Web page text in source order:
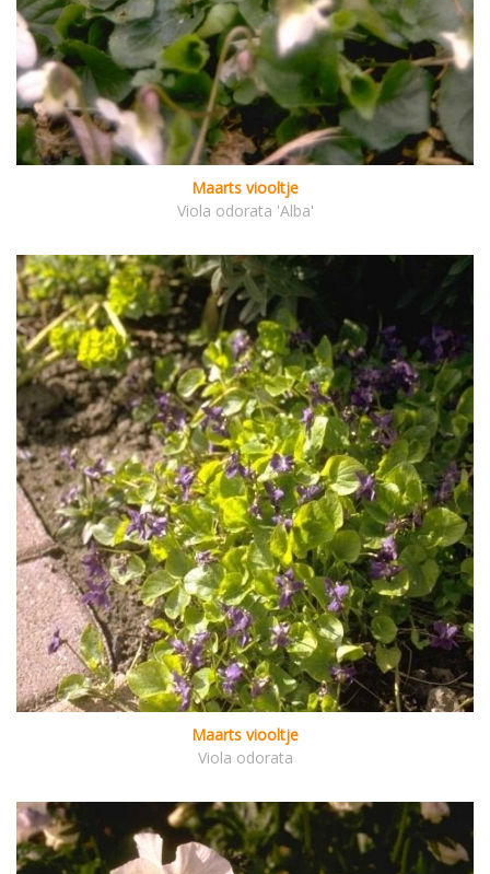
Maarts viooltje
Viola odorata 'Alba'
Maarts viooltje
Viola odorata